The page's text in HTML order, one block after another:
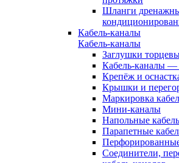
Шланги
Кабель-каналы
Кабель-каналы
Заглушки
Кабель-каналы —
Крепёж и
Крышки и
Маркировка
Мини-каналы
Напольные
Парапетные
Соединители,